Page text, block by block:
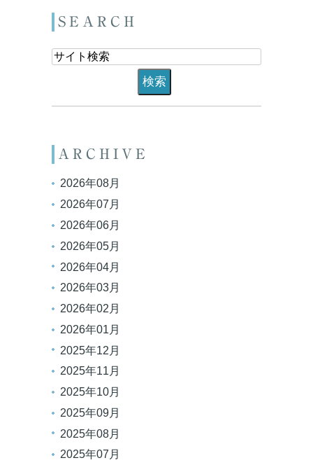
SEARCH
ARCHIVE
2026年08月
2026年07月
2026年06月
2026年05月
2026年04月
2026年03月
2026年02月
2026年01月
2025年12月
2025年11月
2025年10月
2025年09月
2025年08月
2025年07月